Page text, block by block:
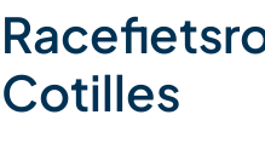
Cotilles